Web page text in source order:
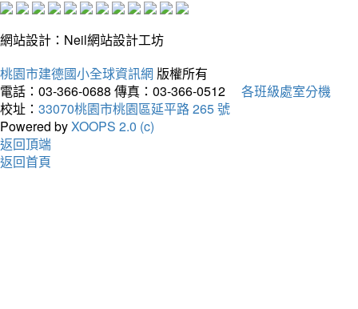
網站設計：Neil網站設計工坊
桃園市建德國小全球資訊網 版權所有
電話：03-366-0688 傳真：03-366-0512
各班級處室分機
校址： 33070桃園市桃園區延平路 265 號
Powered byXOOPS 2.0 (c)
返回頂端
返回首頁